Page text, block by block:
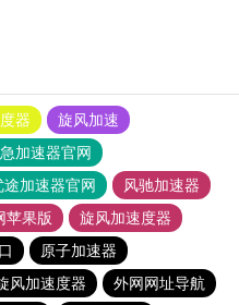
器
旋风加速
加速器官网
途加速器官网
风驰加速器
苹果版
旋风加速度器
原子加速器
风加速度器 外网网址导航